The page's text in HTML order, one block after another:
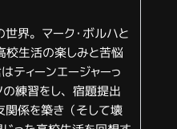
界。マーク・ボルハと
生活の楽しみと苦悩
ティーンエージャーっ
練習をし、宿題提出
係を築き（そして壊